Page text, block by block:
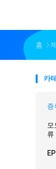
홈
카
류